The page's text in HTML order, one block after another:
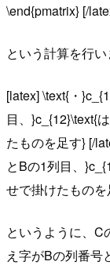
\end{pmatrix} [/
という計算を行い
[latex] \text{・
目、}c_{12}\text{
たものを足す} [/
とBの1列目、
せで掛けたもの
というように、C
え字がBの列番号